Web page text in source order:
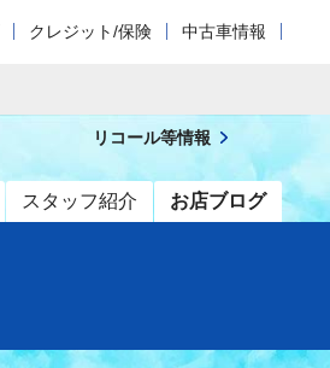
クレジット/保険 中古車情報
スタッフ紹介 お店ブログ
リコール等情報